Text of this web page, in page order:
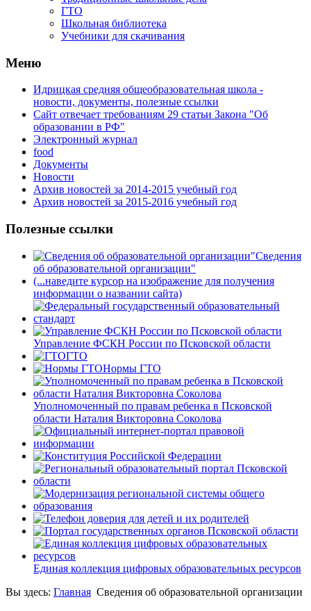
ГТО
Школьная библиотека
Учебники для скачивания
Мeню
Идрицкая средняя общеобразовательная школа -
новости, документы, полезные ссылки
Сайт отвечает требованиям 29 cтатьи Закона "Об
образовании в РФ"
Электронный журнал
food
Документы
Новости
Архив новостей за 2014-2015 учебный год
Архив новостей за 2015-2016 учебный год
Полезные ссылки
Сведения
об образовательной организации"
(...наведите курсор на изображение для получения
информации о названии сайта)
Управление ФСКН России по Псковской области
ГТО
Нормы ГТО
Уполномоченный по правам ребенка в Псковской
области Наталия Викторовна Соколова
Единая коллекция цифровых образовательных ресурсов
Вы здесь: Главная Сведения об образовательной организации